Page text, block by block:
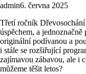
admin6. června 2025
Třetí ročník Dřevosochání
úspěchem, a
originální podívanou a
i stále se rozšiřující
zajímavou zábavou, ale i
můžeme těšit letos?